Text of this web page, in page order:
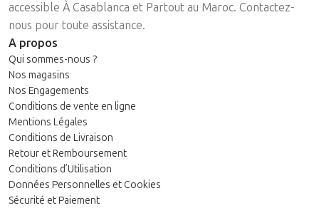
accessible À Casablanca et Partout au Maroc. Contactez-
nous pour toute assistance.
A propos
Qui sommes-nous ?
Nos magasins
Nos Engagements
Conditions de vente en ligne
Mentions Légales
Conditions de Livraison
Retour et Remboursement
Conditions d’Utilisation
Données Personnelles et Cookies
Sécurité et Paiement